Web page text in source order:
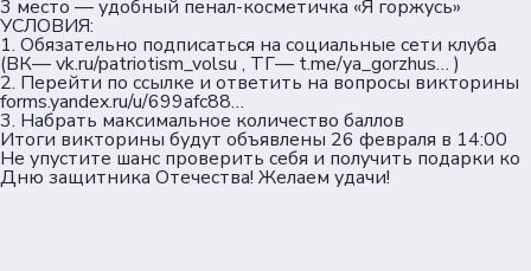
3 место — удобный пенал-косметичка «Я горжусь»
УСЛОВИЯ:
1. Обязательно подписаться на социальные сети клуба
(ВК—vk.ru/patriotism_volsu , ТГ— t.me/ya_gorzhus… )
2. Перейти по ссылке и ответить на вопросы викторины
forms.yandex.ru/u/699afc88…
3. Набрать максимальное количество баллов
Итоги викторины будут объявлены 26 февраля в 14:00
Не упустите шанс проверить себя и получить подарки ко
Дню защитника Отечества! Желаем удачи!
Клубы
Рейтинг
Форумная кампания
Об Ассоциации